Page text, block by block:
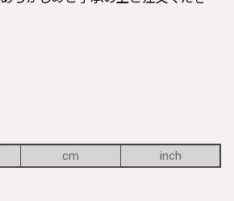
cm inch